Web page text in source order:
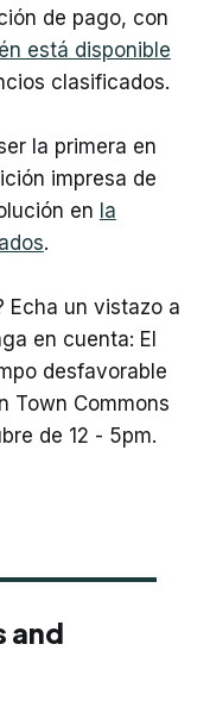
de pago, con
está disponible
clasificados.
la primera en
impresa de
en la
.
Echa un vistazo a
en cuenta: El
desfavorable
Town Commons
de 12 - 5pm.
and